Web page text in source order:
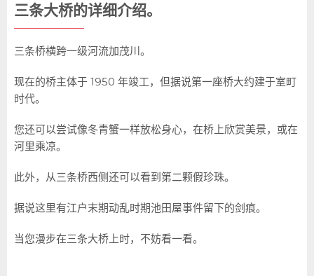
三条大桥的详细介绍。
三条桥横跨一级河流加茂川。
现在的桥主体于 1950 年竣工，但据说第一座桥大约建于室町
时代。
您还可以尝试像冬青蟹一样放松身心，在桥上欣赏美景，或在
河里乘凉。
此外，从三条桥西侧还可以看到第二颗假珍珠。
据说这里有江户末期动乱时期池田屋事件留下的剑痕。
当您漫步在三条大桥上时，不妨看一看。